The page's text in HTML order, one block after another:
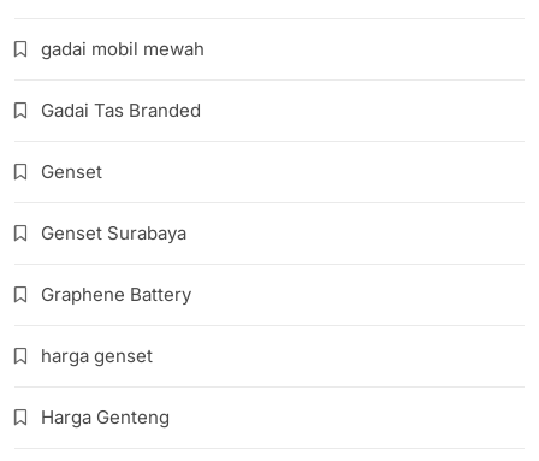
gadai mobil mewah
Gadai Tas Branded
Genset
Genset Surabaya
Graphene Battery
harga genset
Harga Genteng